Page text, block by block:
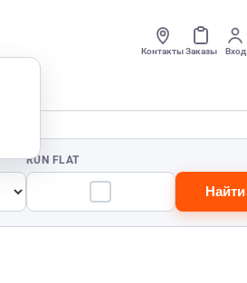
КонтактыЗаказы Вход
RUN FLAT
Найти